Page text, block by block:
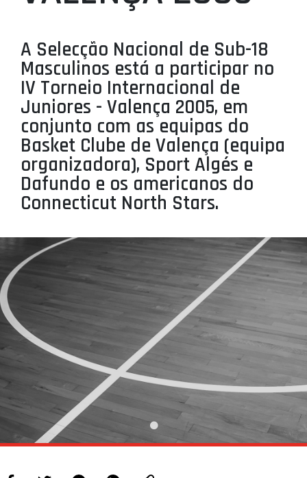
MINIBASQUETE
ÁREA TÉCNICA
PROJETOS
LIGA BETCLIC MASCULINA
LIGA BETCLIC FEMININA
A Selecção Nacional de Sub-18
Masculinos está a participar no
IV Torneio Internacional de
Juniores - Valença 2005, em
conjunto com as equipas do
Basket Clube de Valença (equipa
organizadora), Sport Algés e
Dafundo e os americanos do
Connecticut North Stars.